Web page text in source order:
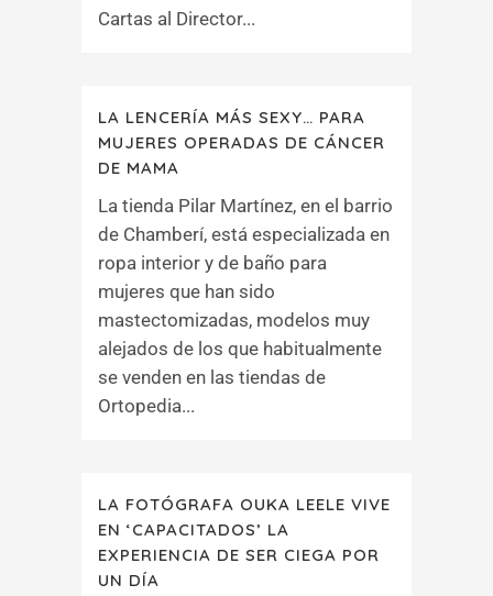
Cartas al Director...
LA LENCERÍA MÁS SEXY… PARA
MUJERES OPERADAS DE CÁNCER
DE MAMA
La tienda Pilar Martínez, en el barrio
de Chamberí, está especializada en
ropa interior y de baño para
mujeres que han sido
mastectomizadas, modelos muy
alejados de los que habitualmente
se venden en las tiendas de
Ortopedia...
LA FOTÓGRAFA OUKA LEELE VIVE
EN ‘CAPACITADOS’ LA
EXPERIENCIA DE SER CIEGA POR
UN DÍA